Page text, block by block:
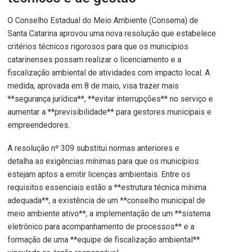
O Conselho Estadual do Meio Ambiente (Consema) de
Santa Catarina aprovou uma nova resolução que estabelece
critérios técnicos rigorosos para que os municípios
catarinenses possam realizar o licenciamento e a
fiscalização ambiental de atividades com impacto local. A
medida, aprovada em 8 de maio, visa trazer mais
**segurança jurídica**, **evitar interrupções** no serviço e
aumentar a **previsibilidade** para gestores municipais e
empreendedores.
A resolução nº 309 substitui normas anteriores e
detalha as exigências mínimas para que os municípios
estejam aptos a emitir licenças ambientais. Entre os
requisitos essenciais estão a **estrutura técnica mínima
adequada**, a existência de um **conselho municipal de
meio ambiente ativo**, a implementação de um **sistema
eletrônico para acompanhamento de processos** e a
formação de uma **equipe de fiscalização ambiental**